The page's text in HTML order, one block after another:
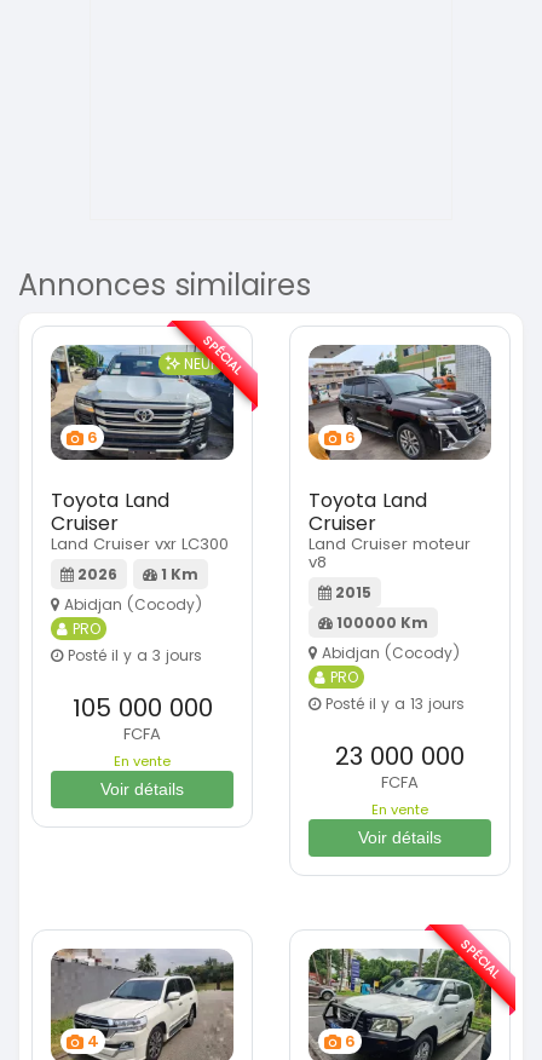
Annonces similaires
6
NEUF
Toyota Land
Cruiser
Land Cruiser vxr LC300
2026
1 Km
Abidjan (Cocody)
PRO
Posté il y a 3 jours
105 000 000
FCFA
En vente
Voir détails
SPÉCIAL
6
Toyota Land
Cruiser
Land Cruiser moteur
v8
2015
100000 Km
Abidjan (Cocody)
PRO
Posté il y a 13 jours
23 000 000
FCFA
En vente
Voir détails
4 6
SPÉCIAL